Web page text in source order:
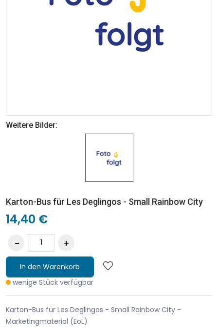
Weitere Bilder:
Karton-Bus für Les Deglingos - Small Rainbow City
14,40 €
In den Warenkorb
wenige Stück verfügbar
Karton-Bus für Les Deglingos - Small Rainbow City -
Marketingmaterial (EoL)